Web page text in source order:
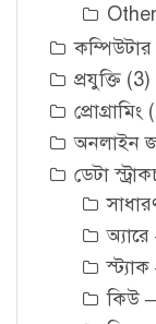
প্রযুক্তি (3)
প্রোগ্রামিং
অনলাইন
ডেটা
কিউ